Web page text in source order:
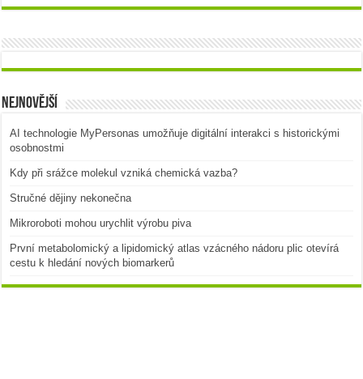
Nejnovější
AI technologie MyPersonas umožňuje digitální interakci s historickými
osobnostmi
Kdy při srážce molekul vzniká chemická vazba?
Stručné dějiny nekonečna
Mikroroboti mohou urychlit výrobu piva
První metabolomický a lipidomický atlas vzácného nádoru plic otevírá
cestu k hledání nových biomarkerů